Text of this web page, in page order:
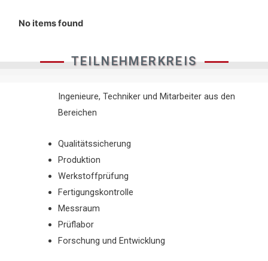
No items found
TEILNEHMERKREIS
Ingenieure, Techniker und Mitarbeiter aus den
Bereichen
Qualitätssicherung
Produktion
Werkstoffprüfung
Fertigungskontrolle
Messraum
Prüflabor
Forschung und Entwicklung